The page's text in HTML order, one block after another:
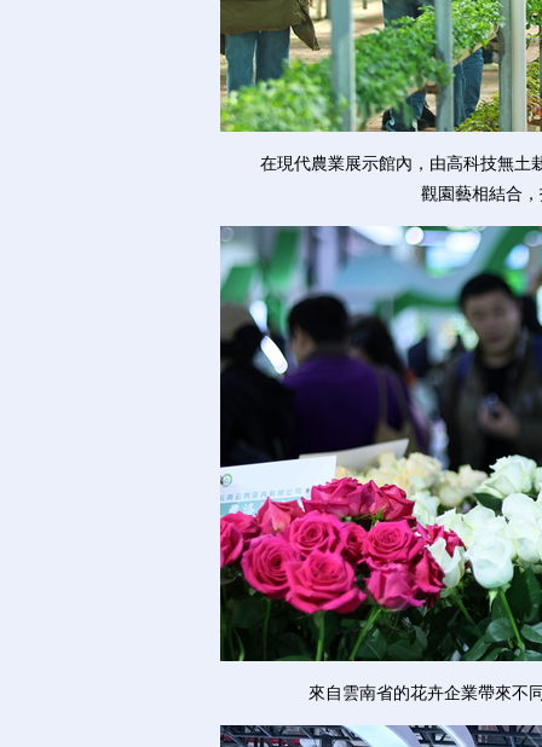
在現代農業展示館內，由高科技無土
觀園藝相結合
來自雲南省的花卉企業帶來不同